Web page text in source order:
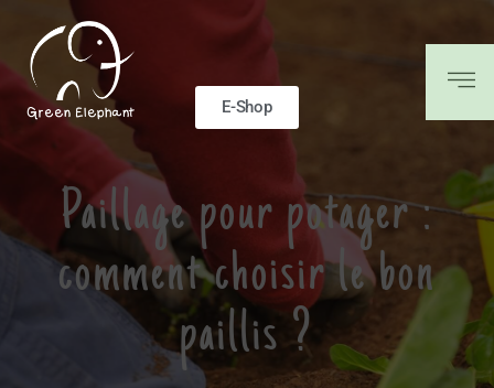
E-Shop
Paillage pour potager :
comment choisir le bon
paillis ?